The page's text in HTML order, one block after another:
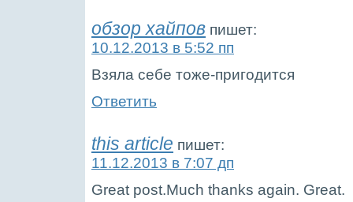
обзор хайпов пишет:
10.12.2013 в 5:52 пп
Взяла себе тоже-пригодится
Ответить
this article пишет:
11.12.2013 в 7:07 дп
Great post.Much thanks again. Great.